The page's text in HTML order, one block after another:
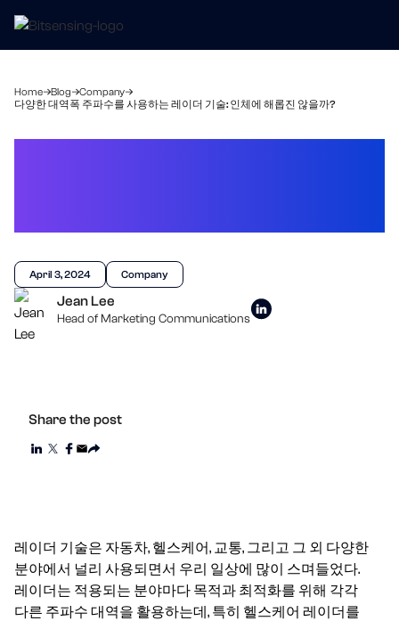
Home Blog
Company
다양한 대역폭 주파수를 사용하는 레이더 기술: 인체에 해롭진 않을까?
Jean Lee
Head of Marketing Communications
April 3, 2024 Company
Share the post
레이더 기술은 자동차, 헬스케어, 교통, 그리고 그 외 다양한
분야에서 널리 사용되면서 우리 일상에 많이 스며들었다.
레이더는 적용되는 분야마다 목적과 최적화를 위해 각각
다른 주파수 대역을 활용하는데, 특히 헬스케어 레이더를